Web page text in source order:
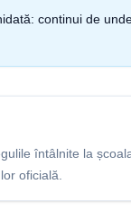
continui de
întâlnite la
oficială.